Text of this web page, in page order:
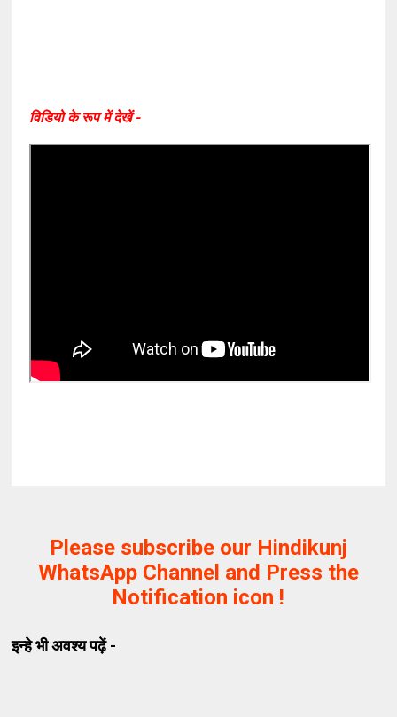
विडियो के रूप में देखें -
Please subscribe our Hindikunj
WhatsApp Channel and Press the
Notification icon !
इन्हे भी अवश्य पढ़ें -